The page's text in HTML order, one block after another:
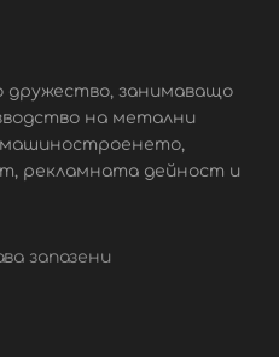
дружество, занимаващо
на метални
машиностроенето,
рекламната дейност и
запазени